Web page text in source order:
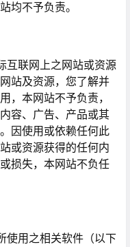
均不予负责。
互联网上之网站或资源
站及资源，您了解并
，本网站不予负责，
容、广告、产品或其
因使用或依赖任何此
或资源获得的任何内
损失，本网站不负任
使用之相关软件（以下